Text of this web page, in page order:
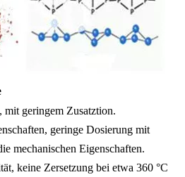
mit geringem Zusatztion.
geringe Dosierung mit
mechanischen Eigenschaften.
keine Zersetzung bei etwa 360 °C